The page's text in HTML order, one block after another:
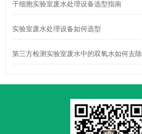
干细胞实验室废水处理设备选型指南
实验室废水处理设备如何选型
第三方检测实验室废水中的双氧水如何去除